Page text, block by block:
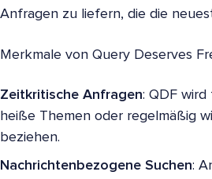
Anfragen zu liefern, die die
Merkmale von Query Deserves
Zeitkritische Anfragen: QDF
heiße Themen oder regelmäßig
beziehen.
Nachrichtenbezogene Suchen: